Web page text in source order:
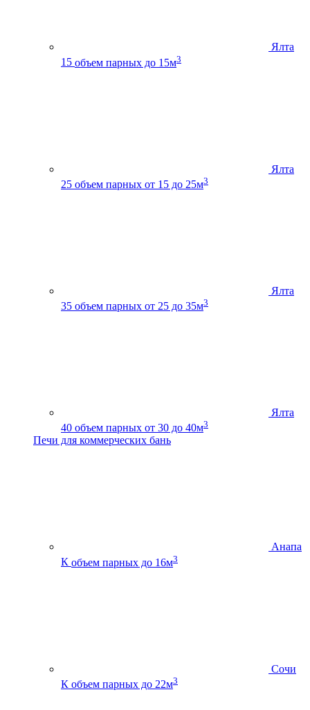
Ялта
15 объем парных до 15м3
Ялта
25 объем парных от 15 до 25м3
Ялта
35 объем парных от 25 до 35м3
Ялта
40 объем парных от 30 до 40м3
Печи для коммерческих бань
Анапа
К объем парных до 16м3
Сочи
К объем парных до 22м3